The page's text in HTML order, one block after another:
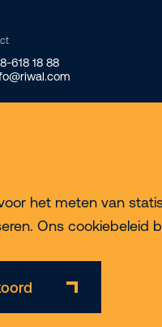
het meten van
Ons cookiebeleid
618 18 88